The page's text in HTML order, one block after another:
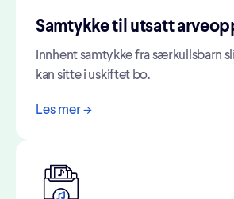
Samtykke til utsatt
Innhent samtykke fra særkullsbarn
kan sitte i uskiftet bo.
Les mer ->